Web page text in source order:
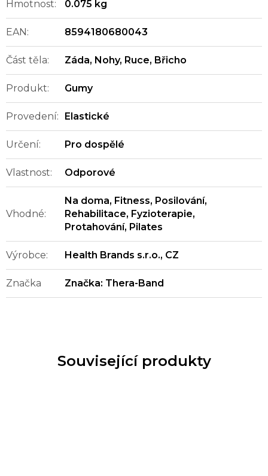
Související produkty
Hmotnost: 0.075 kg
EAN : 8594180680043
Část těla: Záda, Nohy, Ruce, Břicho
Produkt: Gumy
Provedení: Elastické
Určení: Pro dospělé
Vlastnost: Odporové
Vhodné:
Na doma, Fitness, Posilování,
Rehabilitace, Fyzioterapie,
Protahování, Pilates
Výrobce: Health Brands s.r.o., CZ
Značka Značka: Thera-Band